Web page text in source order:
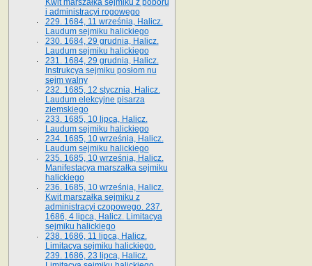
Kwit marszałka sejmiku z poboru
i administracyi rogowego
229. 1684, 11 września, Halicz.
Laudum sejmiku halickiego
230. 1684, 29 grudnia, Halicz.
Laudum sejmiku halickiego
231. 1684, 29 grudnia, Halicz.
Instrukcya sejmiku posłom nu
sejm walny
232. 1685, 12 stycznia, Halicz.
Laudum elekcyjne pisarza
ziemskiego
233. 1685, 10 lipca, Halicz.
Laudum sejmiku halickiego
234. 1685, 10 września, Halicz.
Laudum sejmiku halickiego
235. 1685, 10 września, Halicz.
Manifestacya marszałka sejmiku
halickiego
236. 1685, 10 września, Halicz.
Kwit marszałka sejmiku z
administracyi czopowego. 237.
1686, 4 lipca, Halicz. Limitacya
sejmiku halickiego
238. 1686, 11 lipca, Halicz.
Limitacya sejmiku halickiego.
239. 1686, 23 lipca, Halicz.